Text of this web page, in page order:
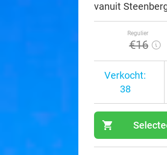
vanuit
Regulier
€16
Verkocht:
38
shopping_cart